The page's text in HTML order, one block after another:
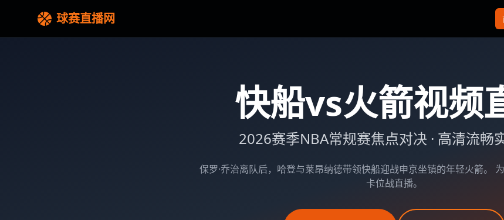
球赛直播网
快船vs火箭视频
2026赛季NBA常规赛焦点对决 · 高清流畅
保罗·乔治离队后，哈登与莱昂纳德带领快船迎战申京坐镇的年轻火箭。
卡位战直播。